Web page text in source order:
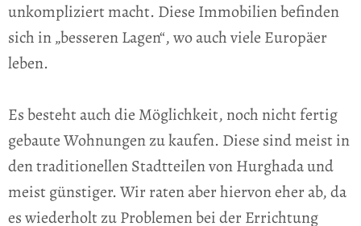
unkompliziert macht. Diese Immobilien befinden
sich in „besseren Lagen“, wo auch viele Europäer
leben.
Es besteht auch die Möglichkeit, noch nicht fertig
gebaute Wohnungen zu kaufen. Diese sind meist in
den traditionellen Stadtteilen von Hurghada und
meist günstiger. Wir raten aber hiervon eher ab, da
es wiederholt zu Problemen bei der Errichtung